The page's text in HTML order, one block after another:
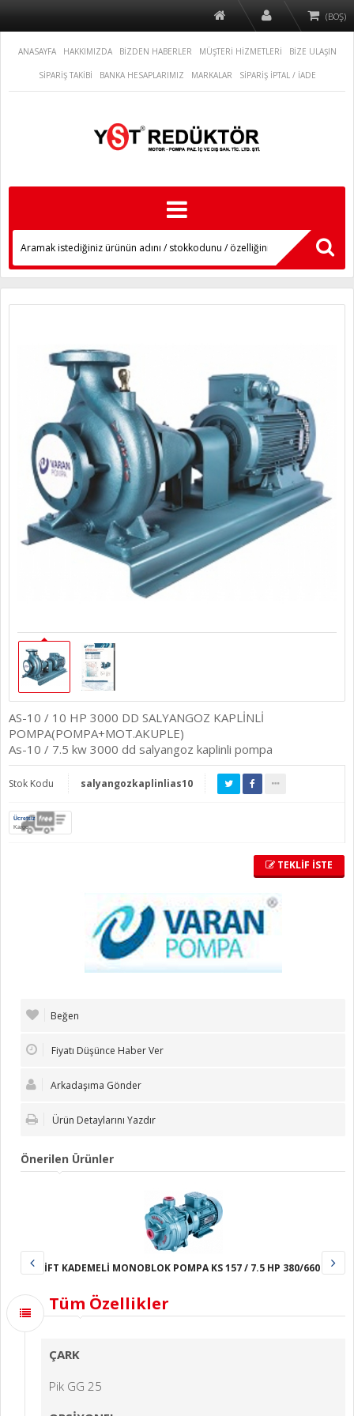
(BOŞ)
ANASAYFA HAKKIMIZDA BİZDEN HABERLER MÜŞTERİ HİZMETLERİ BİZE ULAŞIN
SİPARİŞ TAKİBİ BANKA HESAPLARIMIZ MARKALAR SİPARİŞ İPTAL / İADE
AS-10 / 10 HP 3000 DD SALYANGOZ KAPLİNLİ
POMPA(POMPA+MOT.AKUPLE)
As-10 / 7.5 kw 3000 dd salyangoz kaplinli pompa
Stok Kodu salyangozkaplinlias10
Ücretsiz
Kargo
TEKLİF İSTE
Beğen
Fiyatı Düşünce Haber Ver
Arkadaşıma Gönder
Ürün Detaylarını Yazdır
Önerilen Ürünler
ÇİFT KADEMELİ MONOBLOK POMPA KS 157 / 7.5 HP 380/660 V
Tüm Özellikler
ÇARK
Pik GG 25